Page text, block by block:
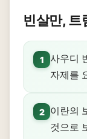
빈살만, 트
1
사우디
자제를
2
이란의
것으로